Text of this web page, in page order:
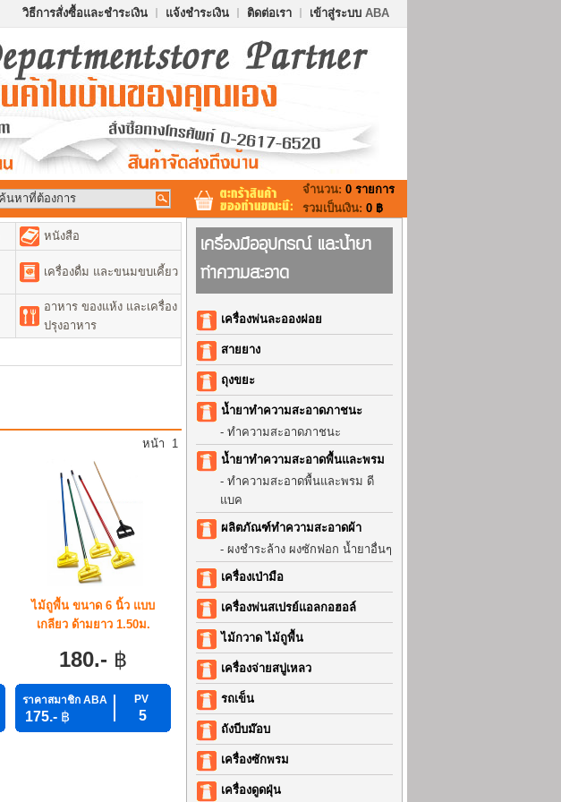
วิธีการสั่งซื้อและชำระเงิน แจ้งชำระเงิน ติดต่อเรา เข้าสู่ระบบ ABA
จำนวน: 0 รายการ
รวมเป็นเงิน: 0 ฿
หนังสือ
เครื่องดื่ม และขนมขบเคี้ยว
อาหาร ของแห้ง และเครื่อง
ปรุงอาหาร
หน้า 1
ไม้ถูพื้น ขนาด 6 นิ้ว แบบ
เกลียว ด้ามยาว 1.50ม.
180.- ฿
ราคาสมาชิก ABA PV
175.- ฿ 5
เครื่องมืออุปกรณ์ และน้ำยา
ทำความสะอาด
เครื่องพ่นละอองฝอย
สายยาง
ถุงขยะ
น้ำยาทำความสะอาดภาชนะ
- ทำความสะอาดภาชนะ
น้ำยาทำความสะอาดพื้นและพรม
- ทำความสะอาดพื้นและพรม ดี
แบค
ผลิตภัณฑ์ทำความสะอาดผ้า
- ผงชำระล้าง ผงซักฟอก น้ำยาอื่นๆ
เครื่องเป่ามือ
เครื่องพ่นสเปรย์แอลกอฮอล์
ไม้กวาด ไม้ถูพื้น
เครื่องจ่ายสบู่เหลว
รถเข็น
ถังบีบม๊อบ
เครื่องซักพรม
เครื่องดูดฝุ่น